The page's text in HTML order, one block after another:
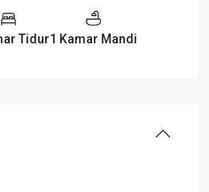
Tidur1 Kamar Mandi